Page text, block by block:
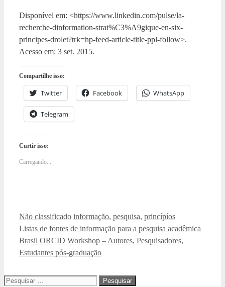
Disponível em: <https://www.linkedin.com/pulse/la-
recherche-dinformation-strat%C3%A9gique-en-six-
principes-drolet?trk=hp-feed-article-title-ppl-follow>.
Acesso em: 3 set. 2015.
Compartilhe isso:
Twitter Facebook WhatsApp
Telegram
Curtir isso:
Carregando...
Categorias
Não classificado Tags
informação, pesquisa, princípíos
Listas de fontes de informação para a pesquisa acadêmica
Brasil ORCID Workshop – Autores, Pesquisadores,
Estudantes pós-graduação
Pesquisar